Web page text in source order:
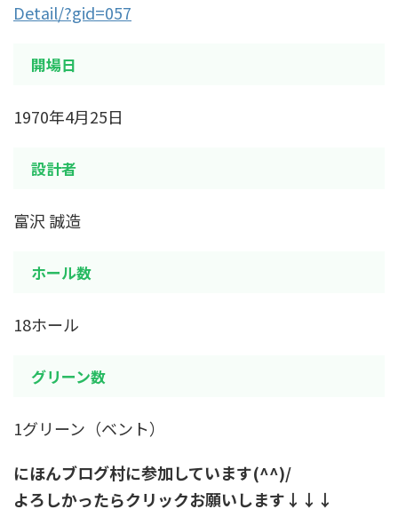
Detail/?gid=057
開場日
1970年4月25日
設計者
富沢 誠造
ホール数
18ホール
グリーン数
1グリーン（ベント）
にほんブログ村に参加しています(^^)/
よろしかったらクリックお願いします↓↓↓